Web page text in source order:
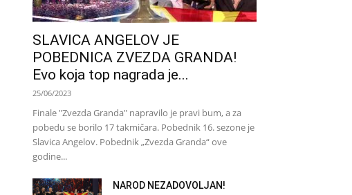
SLAVICA ANGELOV JE
POBEDNICA ZVEZDA GRANDA!
Evo koja top nagrada je...
25/06/2023
Finale "Zvezda Granda" napravilo je pravi bum, a za
pobedu se borilo 17 takmičara. Pobednik 16. sezone je
Slavica Angelov. Pobednik „Zvezda Granda“ ove
godine...
NAROD NEZADOVOLJAN!